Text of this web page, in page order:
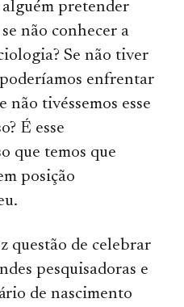
pretender
não conhecer a
Se não tiver
enfrentar
não tivéssemos esse
É esse
que temos que
posição
questão de celebrar
pesquisadoras e
de nascimento